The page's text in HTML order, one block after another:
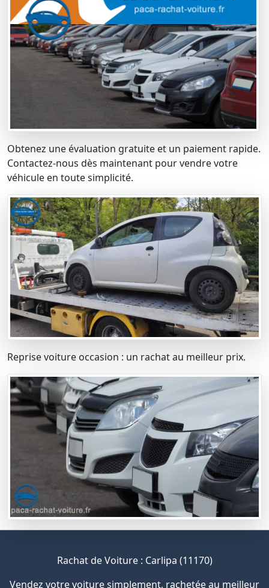
Obtenez une évaluation gratuite et un paiement rapide.
Contactez-nous dès maintenant pour vendre votre
véhicule en toute simplicité.
Reprise voiture occasion : un rachat au meilleur prix.
Rachat de Voiture : Carlipa (11170)
Vendez votre voiture simplement, rachetée au meilleur